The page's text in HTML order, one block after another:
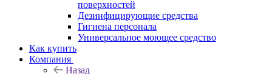
поверхностей
Дезинфицирующие средства
Гигиена персонала
Универсальное моющее средство
Как купить
Компания
Назад